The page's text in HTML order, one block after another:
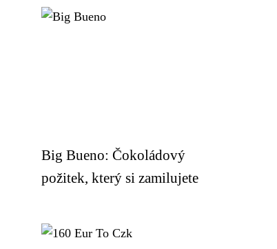
Big Bueno: Čokoládový
požitek, který si zamilujete